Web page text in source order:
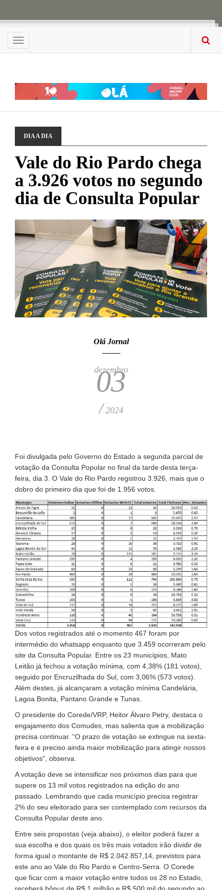
Menu
DIA A DIA
Vale do Rio Pardo chega
a 3.926 votos no segundo
dia de Consulta Popular
Olá Jornal
dezembro
03
/ 2024
Foi divulgada pelo Governo do Estado a segunda parcial de
votação da Consulta Popular no final da tarde desta terça-
feira, dia 3. O Vale do Rio Pardo registrou 3.926, mais que o
dobro do primeiro dia que foi de 1.956 votos.
Dos votos registrados até o momento 467 foram por
intermédio do whatsapp enquanto que 3.459 ocorreram pelo
site da Consulta Popular. Entre os 23 municípios, Mato
Leitão já fechou a votação mínima, com 4,38% (181 votos),
seguido por Encruzilhada do Sul, com 3,06% (573 votos).
Além destes, já alcançaram a votação mínima Candelária,
Lagoa Bonita, Pantano Grande e Tunas.
O presidente do Corede/VRP, Heitor Álvaro Petry, destaca o
engajamento dos Comudes, mas salienta que a mobilização
precisa continuar. “O prazo de votação se extingue na sexta-
feira e é preciso ainda maior mobilização para atingir nossos
objetivos”, observa.
A votação deve se intensificar nos próximos dias para que
supere os 13 mil votos registrados na edição do ano
passado. Lembrando que cada município precisa registrar
2% do seu eleitorado para ser contemplado com recursos da
Consulta Popular deste ano.
Entre seis propostas (veja abaixo), o eleitor poderá fazer a
sua escolha e dos quais os três mais votados irão dividir de
forma igual o montante de R$ 2.042.857,14, previstos para
este ano ao Vale do Rio Pardo e Centro-Serra. O Corede
que ficar com a maior votação entre todos os 28 no Estado,